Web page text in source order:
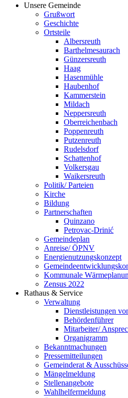
Unsere Gemeinde
Grußwort
Geschichte
Ortsteile
Albersreuth
Barthelmesaurach
Günzersreuth
Haag
Hasenmühle
Haubenhof
Kammerstein
Mildach
Neppersreuth
Oberreichenbach
Poppenreuth
Putzenreuth
Rudelsdorf
Schattenhof
Volkersgau
Waikersreuth
Politik/ Parteien
Kirche
Bildung
Partnerschaften
Quinzano
Petrovac-Drinić
Gemeindeplan
Anreise/ ÖPNV
Energienutzungskonzept
Kommunale
Zensus 2022
Rathaus & Service
Verwaltung
Dienstleistungen
Behördenführer
Mitarbeiter/
Organigramm
Bekanntmachungen
Pressemitteilungen
Gemeinderat &
Mängelmeldung
Stellenangebote
Wahlhelfermeldung